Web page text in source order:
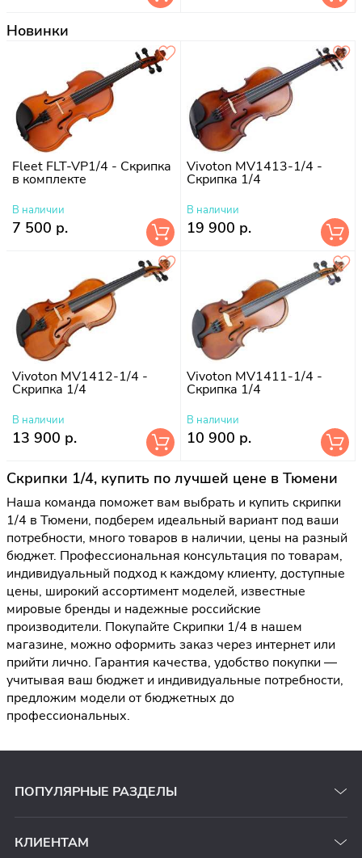
Новинки
Fleet FLT-VP1/4 - Скрипка
в комплекте
В наличии
7 500 р.
Vivoton MV1413-1/4 -
Скрипка 1/4
В наличии
19 900 р.
Vivoton MV1412-1/4 -
Скрипка 1/4
В наличии
13 900 р.
Vivoton MV1411-1/4 -
Скрипка 1/4
В наличии
10 900 р.
Скрипки 1/4, купить по лучшей цене в Тюмени
Наша команда поможет вам выбрать и купить скрипки
1/4 в Тюмени, подберем идеальный вариант под ваши
потребности, много товаров в наличии, цены на разный
бюджет. Профессиональная консультация по товарам,
индивидуальный подход к каждому клиенту, доступные
цены, широкий ассортимент моделей, известные
мировые бренды и надежные российские
производители. Покупайте Скрипки 1/4 в нашем
магазине, можно оформить заказ через интернет или
прийти лично. Гарантия качества, удобство покупки —
учитывая ваш бюджет и индивидуальные потребности,
предложим модели от бюджетных до
профессиональных.
ПОПУЛЯРНЫЕ РАЗДЕЛЫ
КЛИЕНТАМ